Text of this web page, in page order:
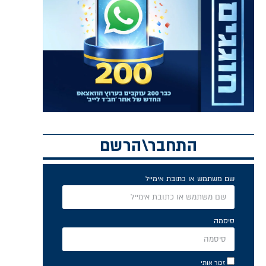
התחבר\הרשם
שם משתמש או כתובת אימייל
סיסמה
זכור אותי